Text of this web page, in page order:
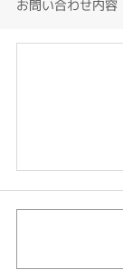
お問い合わせ内容